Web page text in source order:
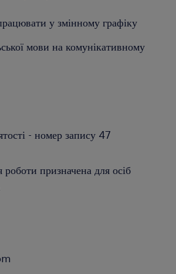
у змінному графіку
мови на комунікативному
- номер запису 47
роботи призначена для осіб